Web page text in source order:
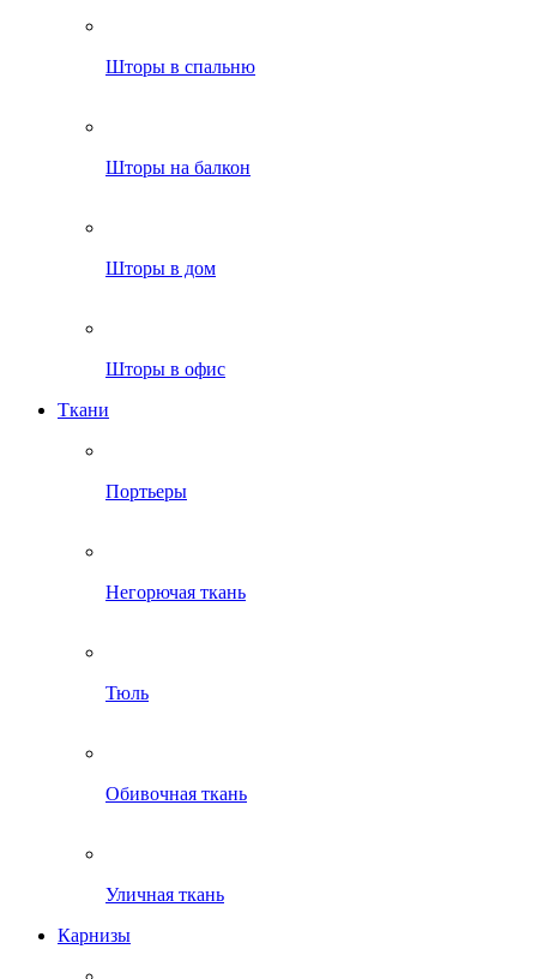
Шторы в спальню
Шторы на балкон
Шторы в дом
Шторы в офис
Ткани
Портьеры
Негорючая ткань
Тюль
Обивочная ткань
Уличная ткань
Карнизы